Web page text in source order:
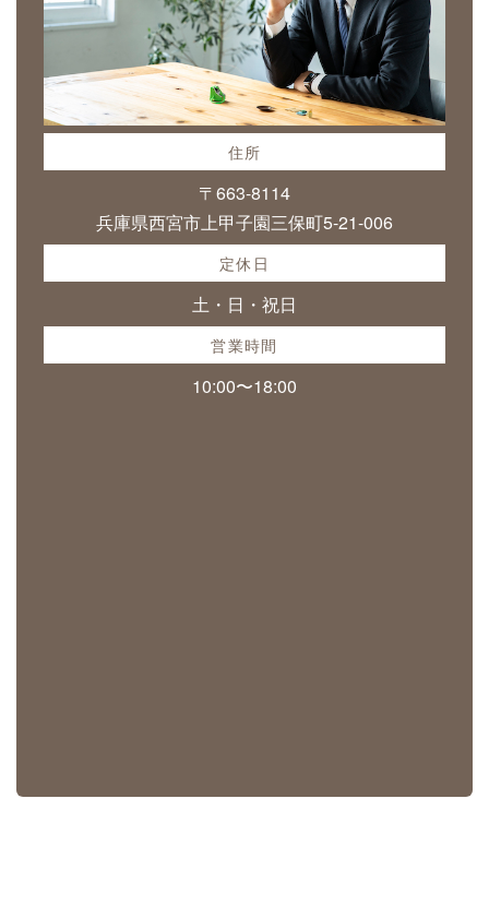
住所
〒663-8114
兵庫県西宮市上甲子園三保町5-21-006
定休日
土・日・祝日
営業時間
10:00〜18:00